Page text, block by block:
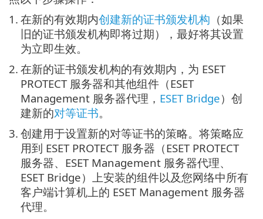
1. 在新的有效期内创建新的证书颁发机构 （如果
旧的证书颁发机构即将过期），最好将其设置
为立即生效。
2. 在新的证书颁发机构的有效期内，为 ESET
PROTECT 服务器和其他组件（ESET
Management 服务器代理， ESET Bridge）创
建新的对等证书。
3. 创建用于设置新的对等证书的策略。将策略应
用到 ESET PROTECT 服务器（ESET PROTECT
服务器、ESET Management 服务器代理、
ESET Bridge）上安装的组件以及您网络中所有
客户端计算机上的 ESET Management 服务器
代理。